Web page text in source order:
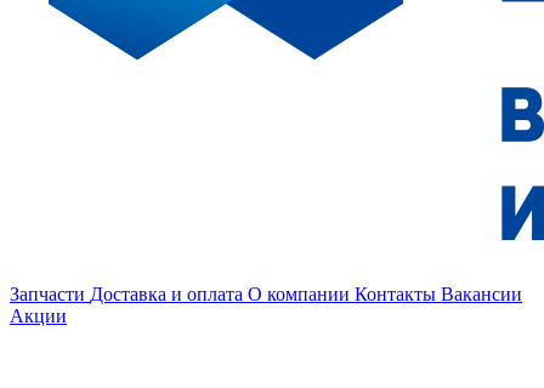
Запчасти Доставка и оплата О компании Контакты Вакансии
Акции